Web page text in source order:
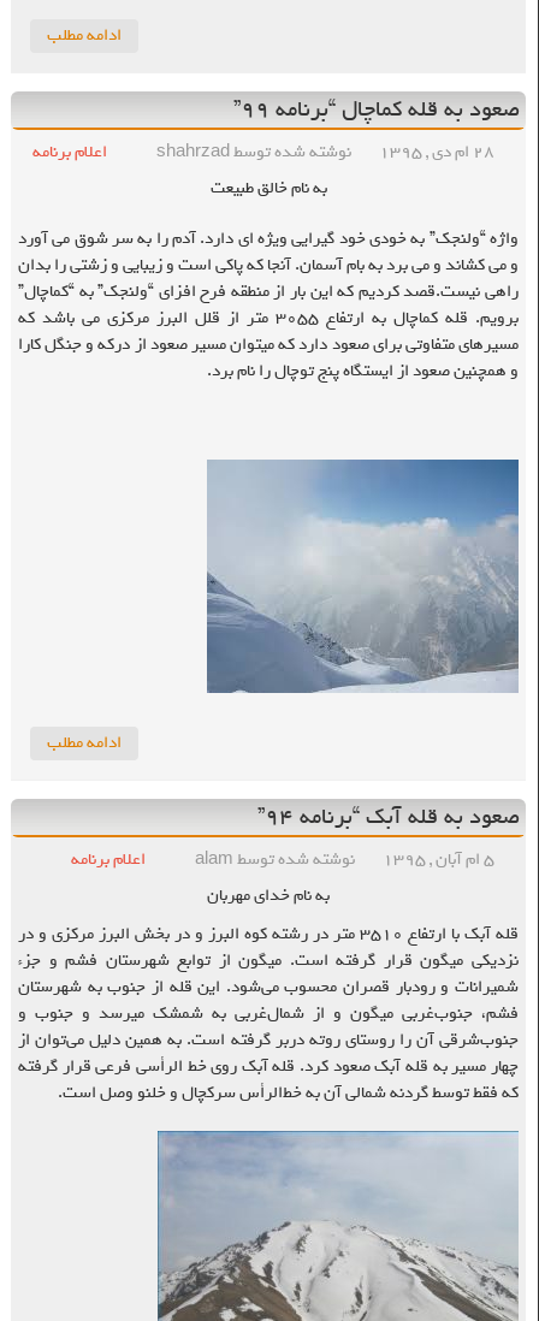
ادامه مطلب
صعود به قله کماچال “برنامه ۹۹”
۲۸ ام دی , ۱۳۹۵ نوشته شده توسط shahrzad
اعلام برنامه
به نام خالق طبیعت
واژه “ولنجک” به خودی خود گیرایی ویژه ای دارد. آدم را به سر شوق می آورد
و می کشاند و می برد به بام آسمان. آنجا که پاکی است و زیبایی و زشتی را بدان
راهی نیست.قصد کردیم که این بار از منطقه فرح افزای “ولنجک” به “کماچال”
برویم. قله کماچال به ارتفاع ۳۰۵۵ متر از قلل البرز مرکزی می باشد که
مسیرهای متفاوتی برای صعود دارد که میتوان مسیر صعود از درکه و جنگل کارا
و همچنین صعود از ایستگاه پنج توچال را نام برد.
ادامه مطلب
صعود به قله آبک “برنامه ۹۴”
۵ ام آبان , ۱۳۹۵ نوشته شده توسط alam
اعلام برنامه
به نام خدای مهربان
قله آبک با ارتفاع ۳۵۱۰ متر در رشته کوه البرز و در بخش البرز مرکزی و در
نزدیکی میگون قرار گرفته است. میگون از توابع شهرستان فشم و جزء
شمیرانات و رودبار قصران محسوب می‌شود. این قله از جنوب به شهرستان
فشم، جنوب‌غربی میگون و از شمال‌غربی به شمشک میرسد و جنوب و
جنوب‌شرقی آن را روستای روته دربر گرفته است. به همین دلیل می‌توان از
چهار مسیر به قله آبک صعود کرد. قله آبک روی خط الرأسی فرعی قرار گرفته
که فقط توسط گردنه شمالی آن به خط‌الرأس سرکچال و خلنو وصل است.